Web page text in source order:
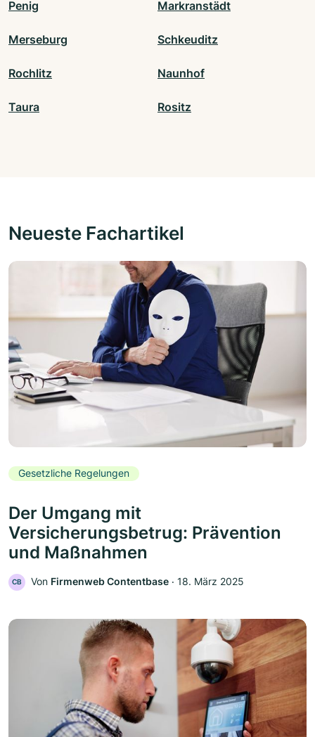
Penig Markranstädt
Merseburg Schkeuditz
Rochlitz Naunhof
Taura Rositz
Neueste Fachartikel
Gesetzliche Regelungen
Der Umgang mit
Versicherungsbetrug: Prävention
und Maßnahmen
CB Von Firmenweb Contentbase ‧ 18. März 2025